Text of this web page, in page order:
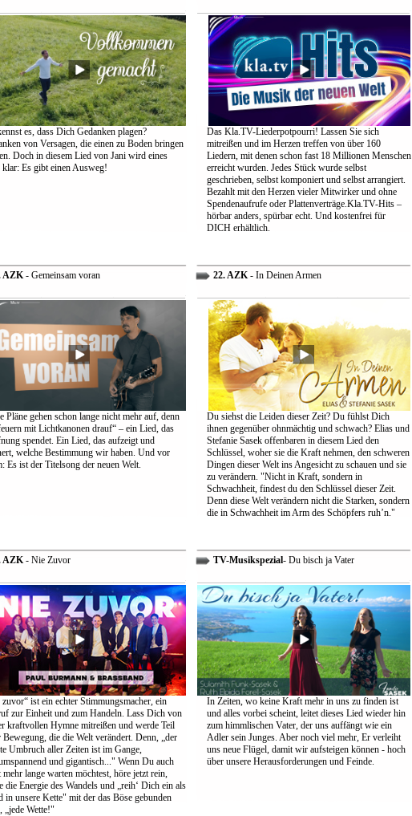
es, dass Dich Gedanken plagen?
von Versagen, die einen zu Boden bringen
Doch in diesem Lied von Jani wird eines
klar: Es gibt einen Ausweg!
Das Kla.TV-Liederpotpourri! Lassen Sie sich
mitreißen und im Herzen treffen von über 160
Liedern, mit denen schon fast 18 Millionen Menschen
erreicht wurden. Jedes Stück wurde selbst
geschrieben, selbst komponiert und selbst arrangiert.
Bezahlt mit den Herzen vieler Mitwirker und ohne
Spendenaufrufe oder Plattenverträge.Kla.TV-Hits –
hörbar anders, spürbar echt. Und kostenfrei für
DICH erhältlich.
AZK- Gemeinsam voran
Pläne gehen schon lange nicht mehr auf, denn
mit Lichtkanonen drauf“ – ein Lied, das
spendet. Ein Lied, das aufzeigt und
welche Bestimmung wir haben. Und vor
Es ist der Titelsong der neuen Welt.
22. AZK- In Deinen Armen
Du siehst die Leiden dieser Zeit? Du fühlst Dich
ihnen gegenüber ohnmächtig und schwach? Elias und
Stefanie Sasek offenbaren in diesem Lied den
Schlüssel, woher sie die Kraft nehmen, den schweren
Dingen dieser Welt ins Angesicht zu schauen und sie
zu verändern. "Nicht in Kraft, sondern in
Schwachheit, findest du den Schlüssel dieser Zeit.
Denn diese Welt verändern nicht die Starken, sondern
die in Schwachheit im Arm des Schöpfers ruh’n."
AZK- Nie Zuvor
zuvor“ ist ein echter Stimmungsmacher, ein
zur Einheit und zum Handeln. Lass Dich von
kraftvollen Hymne mitreißen und werde Teil
Bewegung, die die Welt verändert. Denn, „der
Umbruch aller Zeiten ist im Gange,
und gigantisch..." Wenn Du auch
mehr lange warten möchtest, höre jetzt rein,
die Energie des Wandels und „reih‘ Dich ein als
in unsere Kette" mit der das Böse gebunden
„jede Wette!"
TV-Musikspezial- Du bisch ja Vater
In Zeiten, wo keine Kraft mehr in uns zu finden ist
und alles vorbei scheint, leitet dieses Lied wieder hin
zum himmlischen Vater, der uns auffängt wie ein
Adler sein Junges. Aber noch viel mehr, Er verleiht
uns neue Flügel, damit wir aufsteigen können - hoch
über unsere Herausforderungen und Feinde.